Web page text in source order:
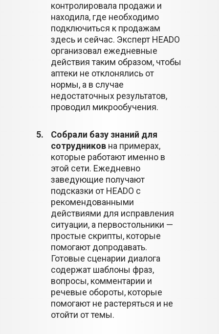
контролировала продажи и
находила, где необходимо
подключиться к продажам
здесь и сейчас. Эксперт HEADO
организовал ежедневные
действия таким образом, чтобы
аптеки не отклонялись от
нормы, а в случае
недостаточных результатов,
проводил микрообучения.
Собрали базу знаний для
сотрудников на примерах,
которые работают именно в
этой сети. Ежедневно
заведующие получают
подсказки от HEADO с
рекомендованными
действиями для исправления
ситуации, а первостольники —
простые скрипты, которые
помогают допродавать.
Готовые сценарии диалога
содержат шаблоны фраз,
вопросы, комментарии и
речевые обороты, которые
помогают не растеряться и не
отойти от темы.
5.